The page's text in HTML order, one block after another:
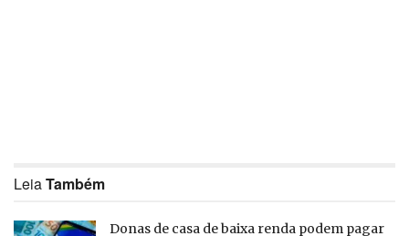
LeiaTambém
Donas de casa de baixa renda podem pagar